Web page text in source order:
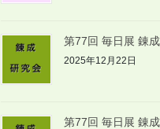
第77回 毎日展 錬
2025年12月22日
第77回 毎日展 錬